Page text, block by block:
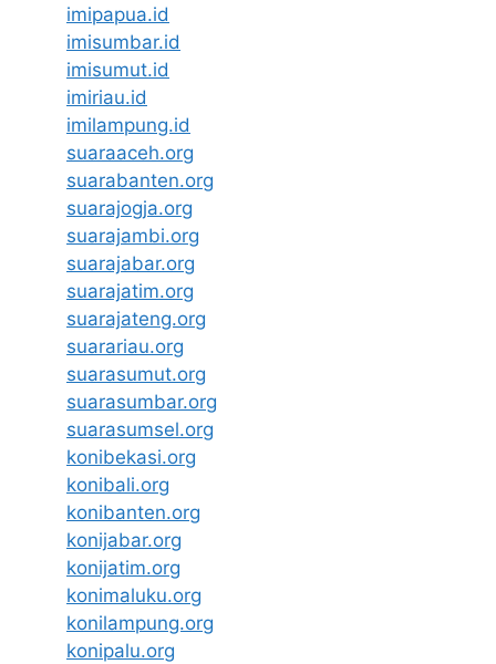
imipapua.id
imisumbar.id
imisumut.id
imiriau.id
imilampung.id
suaraaceh.org
suarabanten.org
suarajogja.org
suarajambi.org
suarajabar.org
suarajatim.org
suarajateng.org
suarariau.org
suarasumut.org
suarasumbar.org
suarasumsel.org
konibekasi.org
konibali.org
konibanten.org
konijabar.org
konijatim.org
konimaluku.org
konilampung.org
konipalu.org